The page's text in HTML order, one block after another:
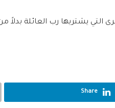
التي يشتريها رب العائلة بدلاً
Share